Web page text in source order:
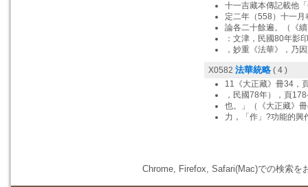
十一吉藏本傳記載他
定二年（558）十一
論各二十餘遍。（《
：文津，民國80年影
，妙重《法華》，乃
X0582 法華統略 ( 4 )
11《大正藏》冊34，
，民國78年），頁
也。」（《大正藏》
力，「作」?功能的
Chrome, Firefox, Safari(Mac)での検索を